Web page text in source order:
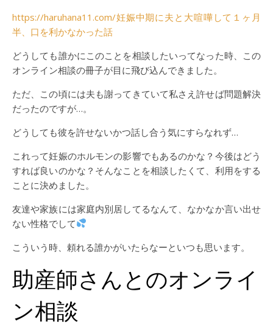
https://haruhana11.com/妊娠中期に夫と大喧嘩して１ヶ月
半、口を利かなかった話
どうしても誰かにこのことを相談したいってなった時、この
オンライン相談の冊子が目に飛び込んできました。
ただ、この頃には夫も謝ってきていて私さえ許せば問題解決
だったのですが…。
どうしても彼を許せないかつ話し合う気にすらなれず…
これって妊娠のホルモンの影響でもあるのかな？今後はどう
すれば良いのかな？そんなことを相談したくて、利用をする
ことに決めました。
友達や家族には家庭内別居してるなんて、なかなか言い出せ
ない性格でして
こういう時、頼れる誰かがいたらなーといつも思います。
助産師さんとのオンライ
ン相談